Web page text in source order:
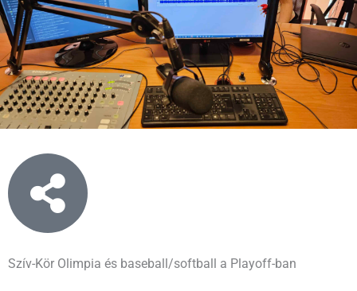
Szív-Kör Olimpia és baseball/softball a Playoff-ban